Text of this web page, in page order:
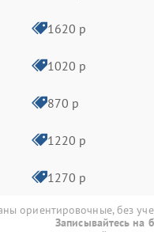
1620 р
1020 р
870 р
1220 р
1270 р
ориентировочные, без
Записывайтесь на